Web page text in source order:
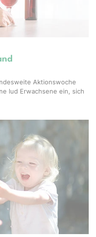
Aktionswoche
lud Erwachsene ein, sich